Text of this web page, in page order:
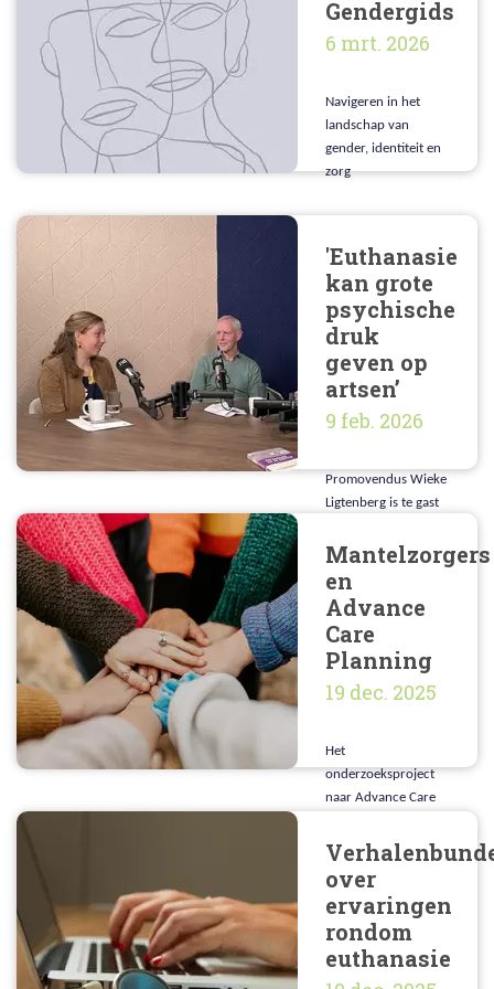
mensen met een
kinderwens opwegen
zoals mogelijke
uitbuiting.
Gendergids
6 mrt. 2026
Navigeren in het
landschap van
gender, identiteit en
zorg
'Euthanasie
kan grote
psychische
druk
geven op
artsen’
9 feb. 2026
Promovendus Wieke
Ligtenberg is te gast
Daniël Geloven het
Mantelzorgers
en
Advance
Care
Planning
19 dec. 2025
Het
onderzoeksproject
naar Advance Care
nadert zijn
Quaak schrijft over
de rol van
mantelzorgers in
ACP.
over
ervaringen
rondom
euthanasie